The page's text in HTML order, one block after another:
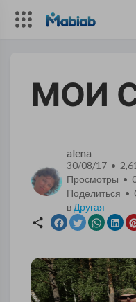
МОИ
alena
30/08/17 •
Просмотры •
Поделиться •
в Другая